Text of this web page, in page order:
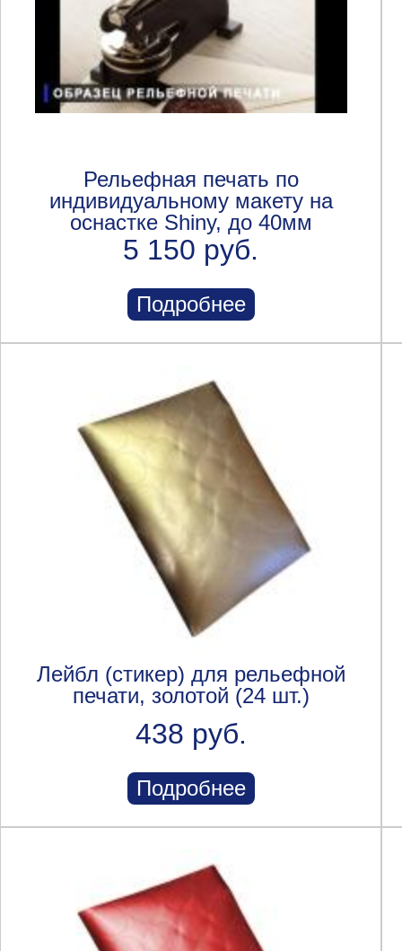
Рельефная печать по
индивидуальному макету на
оснастке Shiny, до 40мм
5 150 руб.
Подробнее
Лейбл (стикер) для рельефной
печати, золотой (24 шт.)
438 руб.
Подробнее